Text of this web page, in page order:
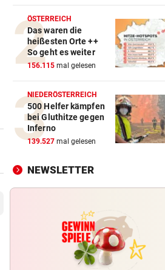
Spanische Polizei zerschlägt
Schleppernetzwerk
SPANIER POLTERN vor
Hat Ceuta-Chaos jetzt auch
Folgen für die WM 2030?
WERDEN JETZT BEERDIGT
Niedrigwasser legte
EINFUHREN STEIGEN
Energieimport treibt
Handelsdefizit an
ÖSTERREICH
Das waren die
heißesten Orte ++
So geht es weiter
156.115 mal gelesen
NIEDERÖSTERREICH
500 Helfer kämpfen
bei Gluthitze gegen
Inferno
139.527 mal gelesen
NEWSLETTER